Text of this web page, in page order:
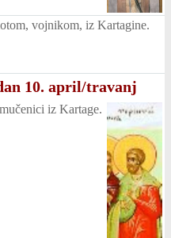
vojnikom, iz Kartagine.
10. april/travanj
iz Kartage.